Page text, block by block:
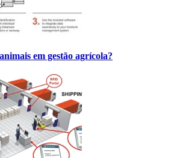
em gestão agrícola?